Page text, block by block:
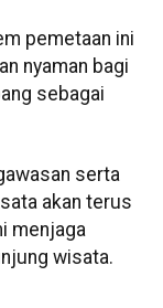
pemetaan ini
nyaman bagi
sebagai
serta
akan terus
menjaga
wisata.